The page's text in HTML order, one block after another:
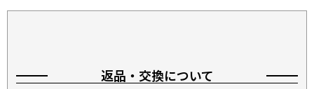
返品・交換について